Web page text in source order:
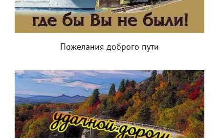
Пожелания доброго пути